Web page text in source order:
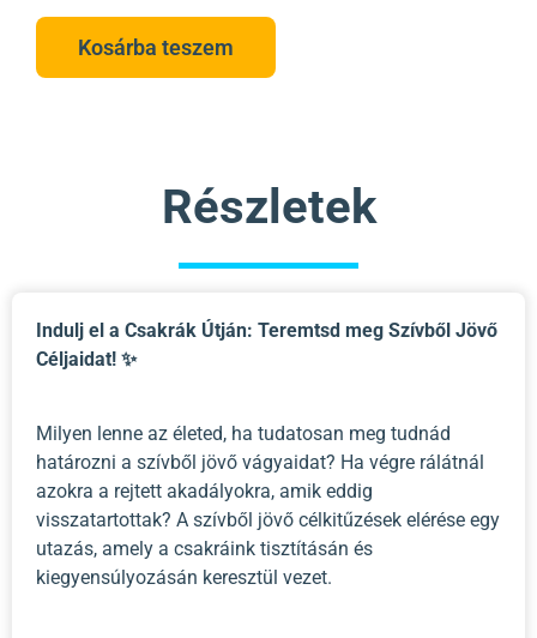
Kosárba teszem
Részletek
Indulj el a Csakrák Útján: Teremtsd meg Szívből Jövő
Céljaidat! ✨
Milyen lenne az életed, ha tudatosan meg tudnád
határozni a szívből jövő vágyaidat? Ha végre rálátnál
azokra a rejtett akadályokra, amik eddig
visszatartottak? A szívből jövő célkitűzések elérése egy
utazás, amely a csakráink tisztításán és
kiegyensúlyozásán keresztül vezet.